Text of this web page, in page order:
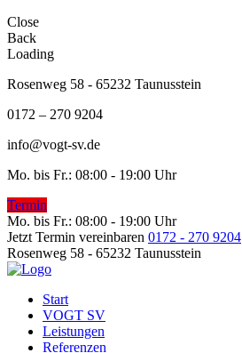
Close
Back
Loading
Rosenweg 58 - 65232 Taunusstein
0172 – 270 9204
info@vogt-sv.de
Mo. bis Fr.: 08:00 - 19:00 Uhr
Termin
Mo. bis Fr.: 08:00 - 19:00 Uhr
Jetzt Termin vereinbaren 0172 - 270 9204
Rosenweg 58 - 65232 Taunusstein
Start
VOGT SV
Leistungen
Referenzen